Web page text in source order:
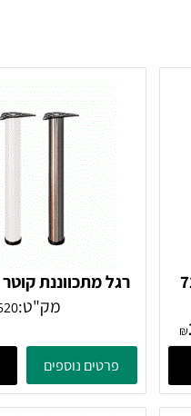
רגל מתכווננת קוטר 8 סמ לדלפק
מק"ט:FT520